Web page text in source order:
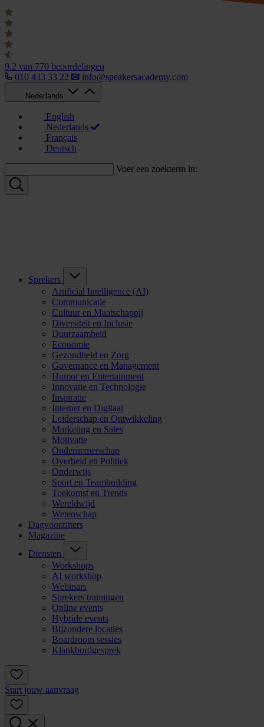
9.2 van 770 beoordelingen
010 433 33 22
info@speakersacademy.com
Nederlands
English
Nederlands
Français
Deutsch
Voer een zoekterm in:
Sprekers
Artificial Intelligence (AI)
Communicatie
Cultuur en Maatschappij
Diversiteit en Inclusie
Duurzaamheid
Economie
Gezondheid en Zorg
Governance en Management
Humor en Entertainment
Innovatie en Technologie
Inspiratie
Internet en Digitaal
Leiderschap en Ontwikkeling
Marketing en Sales
Motivatie
Ondernemerschap
Overheid en Politiek
Onderwijs
Sport en Teambuilding
Toekomst en Trends
Wereldwijd
Wetenschap
Dagvoorzitters
Magazine
Diensten
Workshops
AI workshop
Webinars
Sprekers trainingen
Online events
Hybride events
Bijzondere locaties
Boardroom sessies
Klankbordgesprek
Start jouw aanvraag